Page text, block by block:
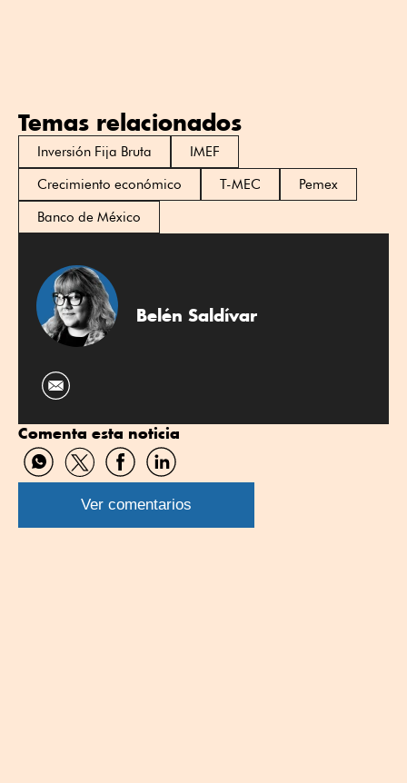
Temas relacionados
Inversión Fija Bruta
IMEF
Crecimiento económico
T-MEC
Pemex
Banco de México
Belén Saldívar
Comenta esta noticia
Compartir
por
WhatsApp
Compartir
por
Twitter
Compartir
por
Facebook
Compartir
por
Linkedin
Ver comentarios